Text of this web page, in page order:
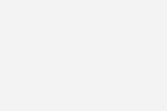
startet im Wintersemester 2025/2026